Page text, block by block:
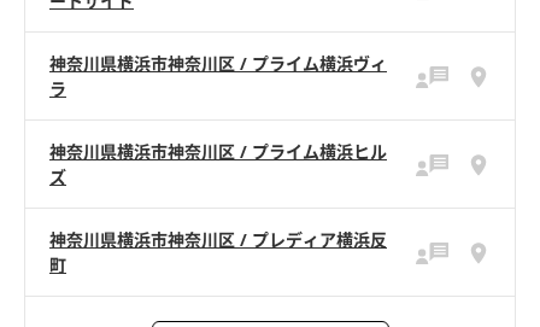
神奈川県横浜市神奈川区 / プライム横浜ヴィ
ラ
神奈川県横浜市神奈川区 / プライム横浜ヒル
ズ
神奈川県横浜市神奈川区 / プレディア横浜反
町